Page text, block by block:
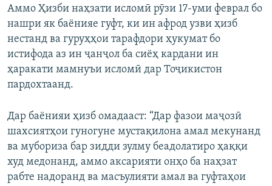
Аммо Ҳизби наҳзати исломӣ рӯзи 17-уми феврал бо
нашри як баёнияе гуфт, ки ин афрод узви ҳизб
нестанд ва гуруҳҳои тарафдори ҳукумат бо
истифода аз ин ҷанҷол ба сиёҳ кардани ин
ҳаракати мамнуъи исломӣ дар Тоҷикистон
пардохтаанд.
Дар баёнияи ҳизб омадааст: “Дар фазои маҷозӣ
шахсиятҳои гуногуне мустақилона амал мекунанд
ва мубориза бар зидди зулму беадолатиро ҳаққи
худ медонанд, аммо аксарияти онҳо ба наҳзат
рабте надоранд ва масъулияти амал ва гуфтаҳои